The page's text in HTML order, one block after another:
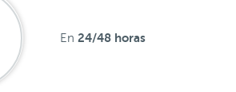
En 24/48 horas